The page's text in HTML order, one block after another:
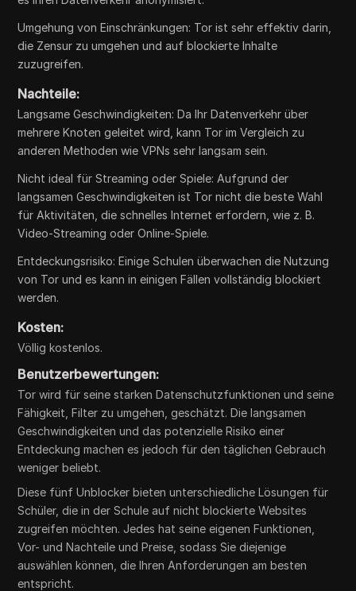
Umgehung von Einschränkungen: Tor ist sehr effektiv darin,
die Zensur zu umgehen und auf blockierte Inhalte
zuzugreifen.
Nachteile:
Langsame Geschwindigkeiten: Da Ihr Datenverkehr über
mehrere Knoten geleitet wird, kann Tor im Vergleich zu
anderen Methoden wie VPNs sehr langsam sein.
Nicht ideal für Streaming oder Spiele: Aufgrund der
langsamen Geschwindigkeiten ist Tor nicht die beste Wahl
für Aktivitäten, die schnelles Internet erfordern, wie z. B.
Video-Streaming oder Online-Spiele.
Entdeckungsrisiko: Einige Schulen überwachen die Nutzung
von Tor und es kann in einigen Fällen vollständig blockiert
werden.
Kosten:
Völlig kostenlos.
Benutzerbewertungen:
Tor wird für seine starken Datenschutzfunktionen und seine
Fähigkeit, Filter zu umgehen, geschätzt. Die langsamen
Geschwindigkeiten und das potenzielle Risiko einer
Entdeckung machen es jedoch für den täglichen Gebrauch
weniger beliebt.
Diese fünf Unblocker bieten unterschiedliche Lösungen für
Schüler, die in der Schule auf nicht blockierte Websites
zugreifen möchten. Jedes hat seine eigenen Funktionen,
Vor- und Nachteile und Preise, sodass Sie diejenige
auswählen können, die Ihren Anforderungen am besten
entspricht.